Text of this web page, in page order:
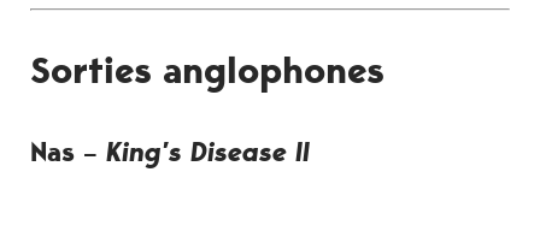
Sorties anglophones
Nas – King’s Disease II